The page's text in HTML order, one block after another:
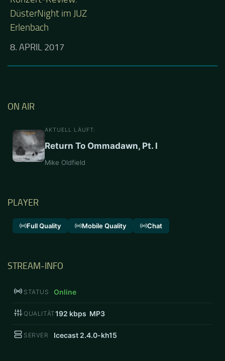
DüsterNight im JUZ
Erlenbach
8. APRIL 2017
ON AIR
AKTUELL LÄUFT:
Return To Ommadawn, Pt. I
Mike Oldfield
PLAYER
Full Quality Mobile Quality Chat
STREAM-INFO
STATUS Online
QUALITÄT192 kbps MP3
SERVER Icecast 2.4.0-kh15